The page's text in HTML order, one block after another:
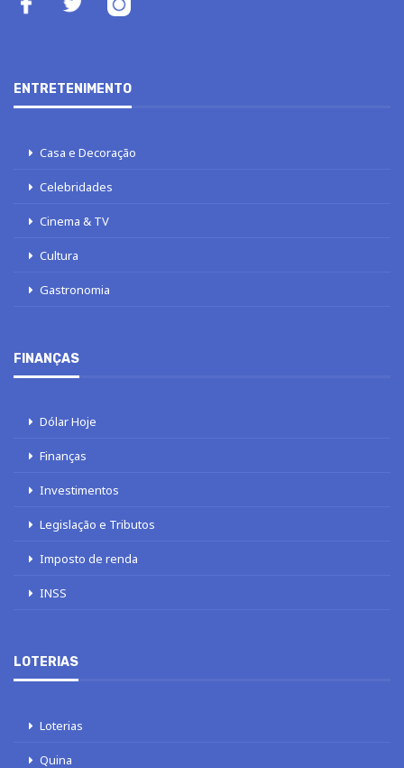
ENTRETENIMENTO
Casa e Decoração
Celebridades
Cinema & TV
Cultura
Gastronomia
FINANÇAS
Dólar Hoje
Finanças
Investimentos
Legislação e Tributos
Imposto de renda
INSS
LOTERIAS
Loterias
Quina